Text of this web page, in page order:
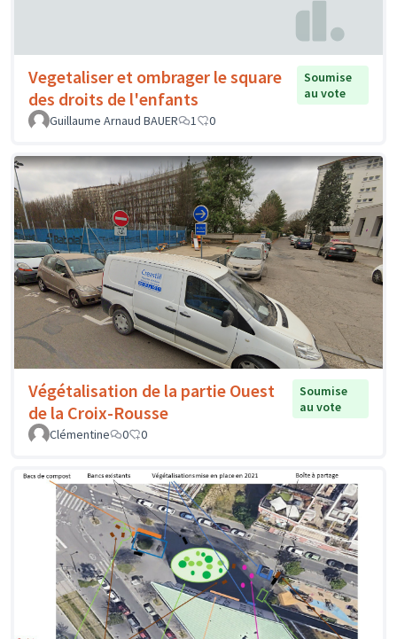
Vegetaliser et ombrager le square
des droits de l'enfants
Soumise
au vote
Guillaume Arnaud BAUER
1 0
Végétalisation de la partie Ouest
de la Croix-Rousse
Soumise
au vote
Clémentine
0 0